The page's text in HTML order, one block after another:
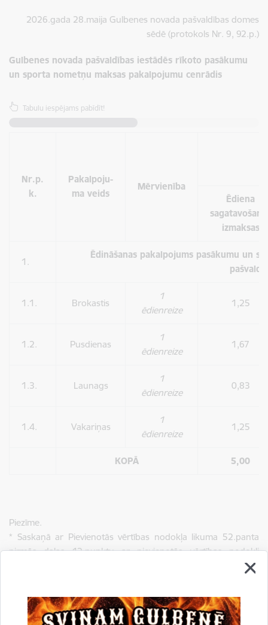
2026.gada 28.maija Gulbenes novada pašvaldības domes
sēdē (protokols Nr. 9, 92.p.)
Gulbenes novada pašvaldības iestādēs rīkoto pasākumu
un sporta nometņu maksas pakalpojumu cenrādis
Tabulu iespējams pabīdīt!
Nr.p.
k.
Pakalpoju-
ma veids
Mērvienība
Ēdiena
izmaksas
1.
Ēdināšanas pakalpojums pasākumu un
1.1. Brokastis
1
ēdienreize
1,25
1.2. Pusdienas
1
ēdienreize
1,67
1.3. Launags
1
ēdienreize
0,83
1.4. Vakariņas
1
ēdienreize
1,25
KOPĀ 5,00
Piezīme.
* Saskaņā ar Pievienotās vērtības nodokļa likuma 52.panta
pirmās daļas 12.punktu ar pievienotās vērtības nodokli
neapliek valsts atzītu izglītības iestāžu pakalpojumus
izglītības un interešu izglītības jomā, kā arī ar šiem izglītības
pakalpojumiem cieši saistītu pakalpojumu sniegšanu un preču